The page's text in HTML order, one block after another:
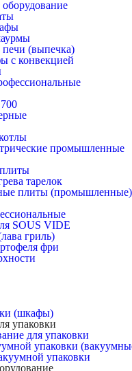
(выпечка)
с конвекцией
промышленные
тарелок
плиты (промышленные)
SOUS VIDE
гриль)
фри
(шкафы)
упаковки
для упаковки
упаковки
упаковки